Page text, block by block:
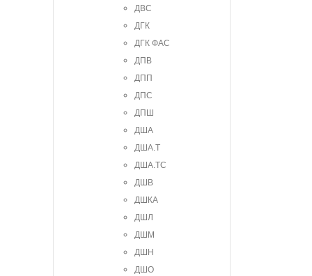
ДВС
ДГК
ДГК ФАС
ДПВ
ДПП
ДПС
ДПШ
ДША
ДША.Т
ДША.ТС
ДШВ
ДШКА
ДШЛ
ДШМ
ДШН
ДШО